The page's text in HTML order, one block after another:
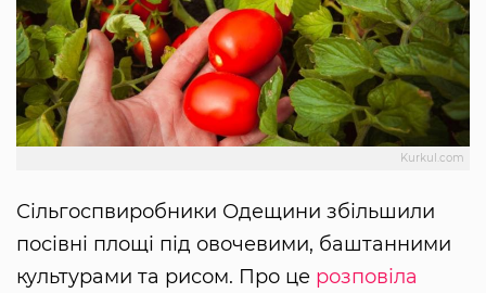
Kurkul.com
Сільгоспвиробники Одещини збільшили
посівні площі під овочевими, баштанними
культурами та рисом. Про це розповіла